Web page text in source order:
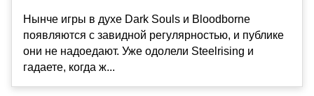
Нынче игры в духе Dark Souls и Bloodborne
появляются с завидной регулярностью, и публике
они не надоедают. Уже одолели Steelrising и
гадаете, когда ж...